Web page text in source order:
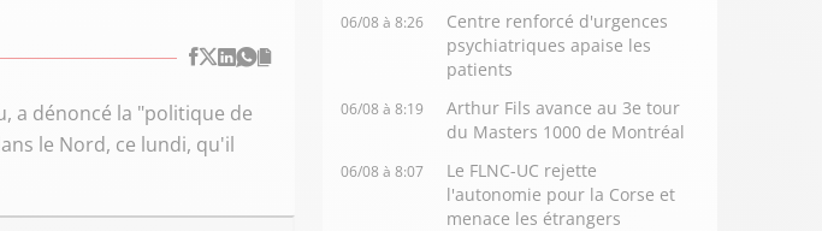
a dénoncé la "politique de
le Nord, ce lundi, qu'il
06/08 à 8:26
Centre renforcé d'urgences
psychiatriques apaise les
patients
06/08 à 8:19
Arthur Fils avance au 3e tour
du Masters 1000 de Montréal
06/08 à 8:07
Le FLNC-UC rejette
l'autonomie pour la Corse et
menace les étrangers